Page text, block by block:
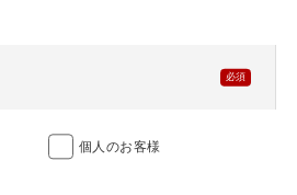
個人のお客様